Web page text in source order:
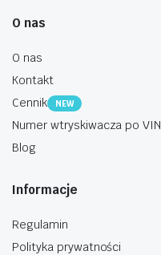
O nas
O nas
Kontakt
Cennik
NEW
Numer wtryskiwacza po VIN
Blog
Informacje
Regulamin
Polityka prywatności